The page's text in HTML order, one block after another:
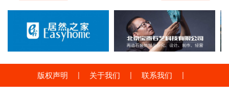
版权声明 | 关于我们 | 联系我们 |